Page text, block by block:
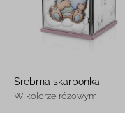
Srebrna skarbonka
W kolorze różowym